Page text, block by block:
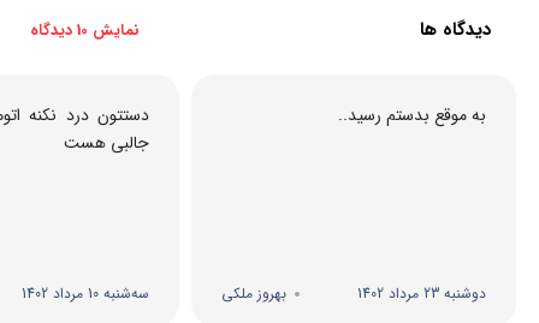
دیدگاه ها نمایش 10 دیدگاه
به موقع بدستم رسید..
دوشنبه 23 مرداد 1402 بهروز ملکی
دستتون درد نکنه
جالبی هست
سه‌شنبه 10 مرداد 1402